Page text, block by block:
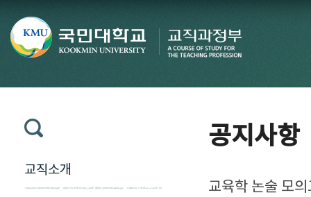
교직소개
공지사항
교육학 논술 모